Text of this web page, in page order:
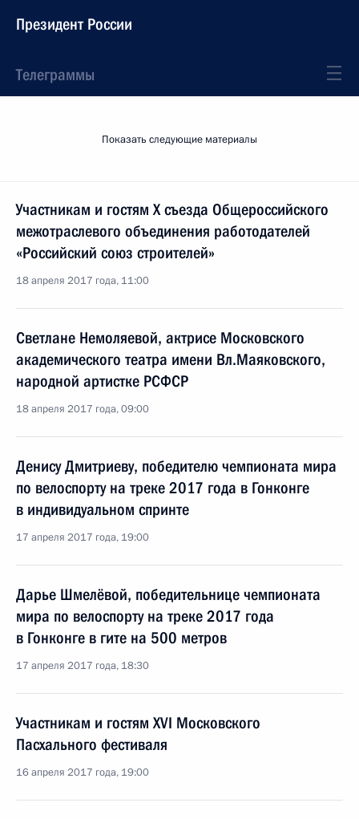
Президент России
Телеграммы
Показать следующие материалы
Участникам и гостям X съезда Общероссийского
межотраслевого объединения работодателей
«Российский союз строителей»
18 апреля 2017 года, 11:00
Светлане Немоляевой, актрисе Московского
академического театра имени Вл.Маяковского,
народной артистке РСФСР
18 апреля 2017 года, 09:00
Денису Дмитриеву, победителю чемпионата мира
по велоспорту на треке 2017 года в Гонконге
в индивидуальном спринте
17 апреля 2017 года, 19:00
Дарье Шмелёвой, победительнице чемпионата
мира по велоспорту на треке 2017 года
в Гонконге в гите на 500 метров
17 апреля 2017 года, 18:30
Участникам и гостям XVI Московского
Пасхального фестиваля
16 апреля 2017 года, 19:00